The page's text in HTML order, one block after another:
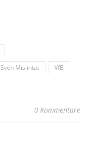
Sven Mislintat
VfB
0 Kommentare